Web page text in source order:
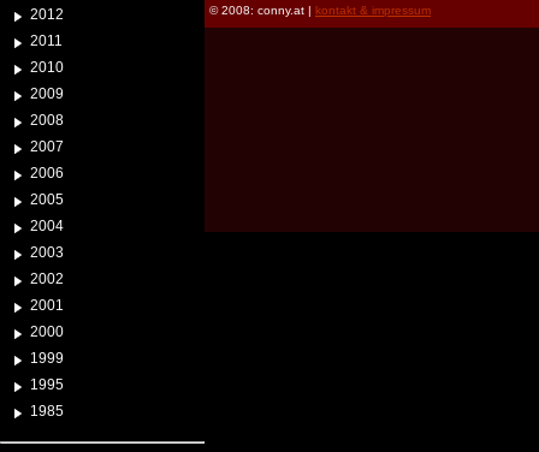
2012
2011
2010
2009
2008
2007
2006
2005
2004
2003
2002
2001
2000
1999
1995
1985
© 2008: conny.at | kontakt & impressum